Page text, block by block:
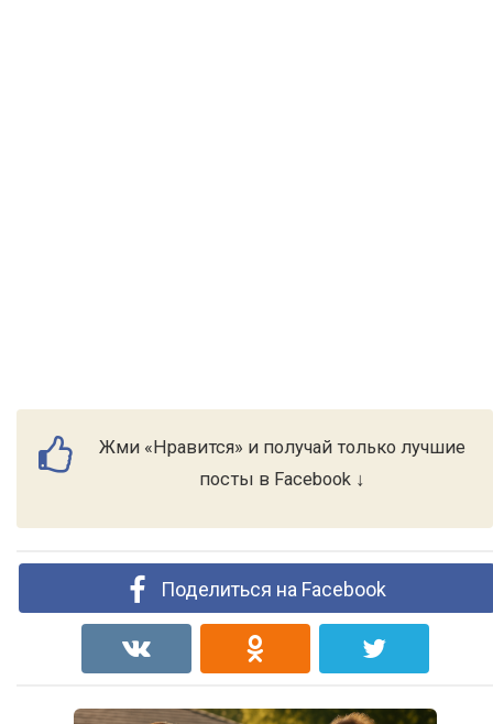
Жми «Нравится» и получай только лучшие
посты в Facebook ↓
Поделиться на Facebook